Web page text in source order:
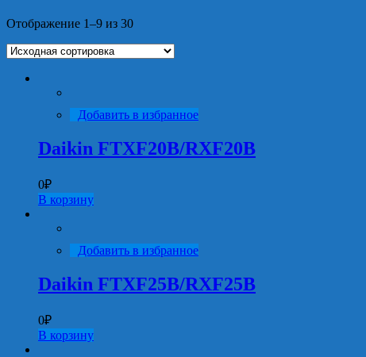
Отображение 1–9 из 30
Добавить в избранное
Daikin FTXF20B/RXF20B
0₽
В корзину
Добавить в избранное
Daikin FTXF25B/RXF25B
0₽
В корзину